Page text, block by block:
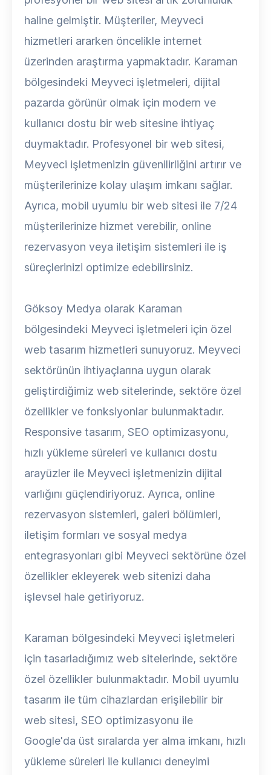
haline gelmiştir. Müşteriler, Meyveci
hizmetleri ararken öncelikle internet
üzerinden araştırma yapmaktadır. Karaman
bölgesindeki Meyveci işletmeleri, dijital
pazarda görünür olmak için modern ve
kullanıcı dostu bir web sitesine ihtiyaç
duymaktadır. Profesyonel bir web sitesi,
Meyveci işletmenizin güvenilirliğini artırır ve
müşterilerinize kolay ulaşım imkanı sağlar.
Ayrıca, mobil uyumlu bir web sitesi ile 7/24
müşterilerinize hizmet verebilir, online
rezervasyon veya iletişim sistemleri ile iş
süreçlerinizi optimize edebilirsiniz.
Göksoy Medya olarak Karaman
bölgesindeki Meyveci işletmeleri için özel
web tasarım hizmetleri sunuyoruz. Meyveci
sektörünün ihtiyaçlarına uygun olarak
geliştirdiğimiz web sitelerinde, sektöre özel
özellikler ve fonksiyonlar bulunmaktadır.
Responsive tasarım, SEO optimizasyonu,
hızlı yükleme süreleri ve kullanıcı dostu
arayüzler ile Meyveci işletmenizin dijital
varlığını güçlendiriyoruz. Ayrıca, online
rezervasyon sistemleri, galeri bölümleri,
iletişim formları ve sosyal medya
entegrasyonları gibi Meyveci sektörüne özel
özellikler ekleyerek web sitenizi daha
işlevsel hale getiriyoruz.
Karaman bölgesindeki Meyveci işletmeleri
için tasarladığımız web sitelerinde, sektöre
özel özellikler bulunmaktadır. Mobil uyumlu
tasarım ile tüm cihazlardan erişilebilir bir
web sitesi, SEO optimizasyonu ile
Google'da üst sıralarda yer alma imkanı, hızlı
yükleme süreleri ile kullanıcı deneyimi